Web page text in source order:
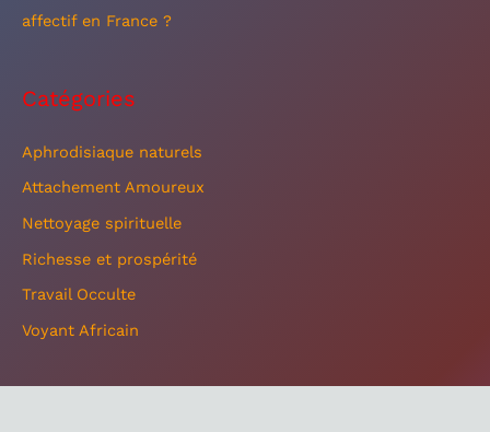
affectif en France ?
Catégories
Aphrodisiaque naturels
Attachement Amoureux
Nettoyage spirituelle
Richesse et prospérité
Travail Occulte
Voyant Africain